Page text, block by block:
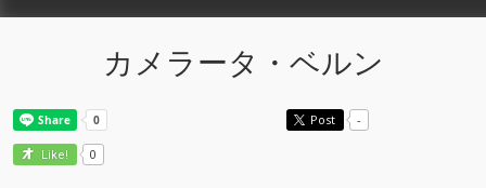
カメラータ・ベルン
Post -
Like! 0